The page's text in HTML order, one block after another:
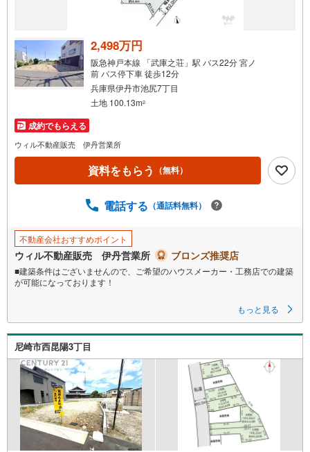
2,498万円
阪急神戸本線 「武庫之荘」駅 バス22分 宮ノ
前 バス停下車 徒歩12分
兵庫県伊丹市池尻7丁目
土地 100.13m2
成約でもらえる
ウィル不動産販売 伊丹営業所
資料をもらう （無料）
電話する （通話料無料）
不動産会社おすすめポイント
ウィル不動産販売 伊丹営業所 ブロンズ推奨店
■建築条件はございませんので、ご希望のハウスメーカー・工務店での建築
が可能になっております！
■間口10m以上ありますので、建物への採光や通風が確保しやすくなってお
■幼稚園・小学校が徒歩1分以内にございますので、お子様の通学も安心で
す！
■公園が徒歩10分以内にございますので、お子様に喜ばれそうです！
～周辺施設～
イオンモール伊丹昆陽・・・徒歩約11分
ローソン伊丹池尻6丁目・・・徒歩4分
もっと見る
尼崎市西昆陽3丁目